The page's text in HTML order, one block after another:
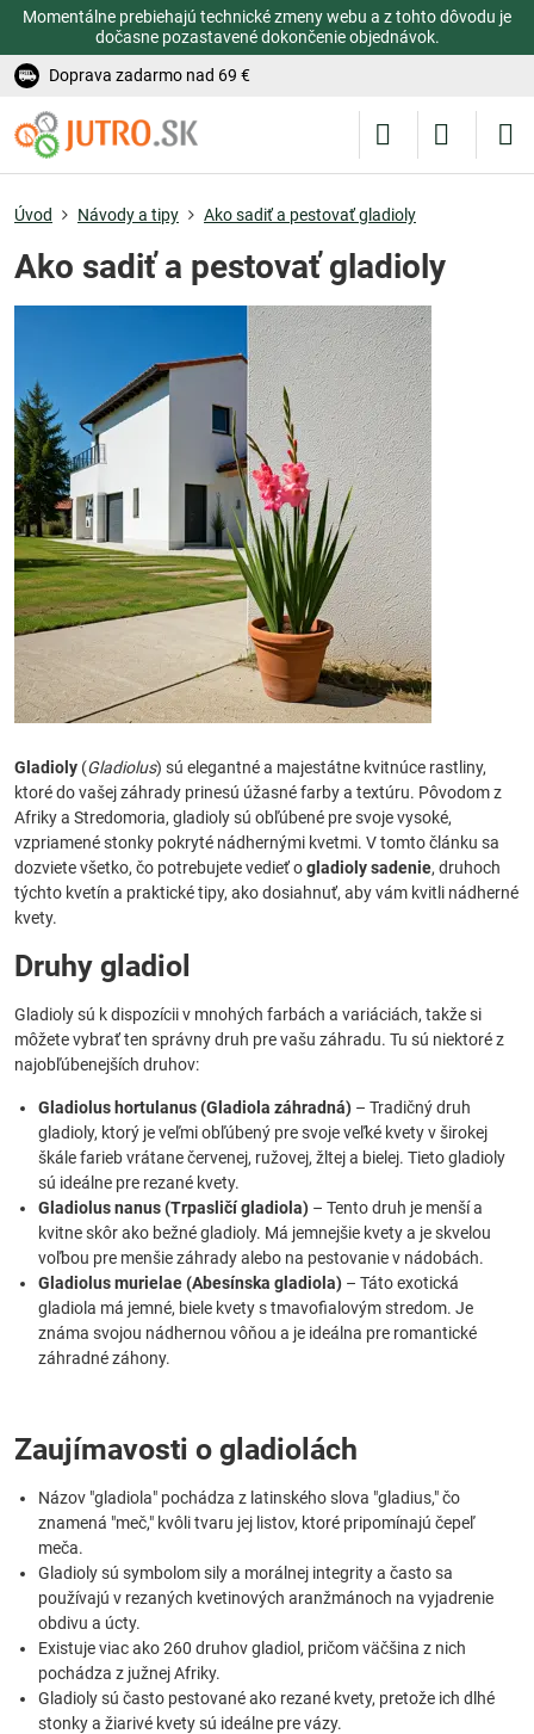
Momentálne prebiehajú technické zmeny webu a z tohto dôvodu je
dočasne pozastavené dokončenie objednávok.
Doprava zadarmo nad 69 €
Úvod Návody a tipy Ako sadiť a pestovať gladioly
Ako sadiť a pestovať gladioly
Gladioly (Gladiolus) sú elegantné a majestátne kvitnúce rastliny,
ktoré do vašej záhrady prinesú úžasné farby a textúru. Pôvodom z
Afriky a Stredomoria, gladioly sú obľúbené pre svoje vysoké,
vzpriamené stonky pokryté nádhernými kvetmi. V tomto článku sa
dozviete všetko, čo potrebujete vedieť ogladioly sadenie, druhoch
týchto kvetín a praktické tipy, ako dosiahnuť, aby vám kvitli nádherné
kvety.
Druhy gladiol
Gladioly sú k dispozícii v mnohých farbách a variáciách, takže si
môžete vybrať ten správny druh pre vašu záhradu. Tu sú niektoré z
najobľúbenejších druhov:
Gladiolus hortulanus (Gladiola záhradná) – Tradičný druh
gladioly, ktorý je veľmi obľúbený pre svoje veľké kvety v širokej
škále farieb vrátane červenej, ružovej, žltej a bielej. Tieto gladioly
sú ideálne pre rezané kvety.
Gladiolus nanus (Trpasličí gladiola) – Tento druh je menší a
kvitne skôr ako bežné gladioly. Má jemnejšie kvety a je skvelou
voľbou pre menšie záhrady alebo na pestovanie v nádobách.
Gladiolus murielae (Abesínska gladiola) – Táto exotická
gladiola má jemné, biele kvety s tmavofialovým stredom. Je
známa svojou nádhernou vôňou a je ideálna pre romantické
záhradné záhony.
Zaujímavosti o gladiolách
Názov "gladiola" pochádza z latinského slova "gladius," čo
znamená "meč," kvôli tvaru jej listov, ktoré pripomínajú čepeľ
meča.
Gladioly sú symbolom sily a morálnej integrity a často sa
používajú v rezaných kvetinových aranžmánoch na vyjadrenie
obdivu a úcty.
Existuje viac ako 260 druhov gladiol, pričom väčšina z nich
pochádza z južnej Afriky.
Gladioly sú často pestované ako rezané kvety, pretože ich dlhé
stonky a žiarivé kvety sú ideálne pre vázy.